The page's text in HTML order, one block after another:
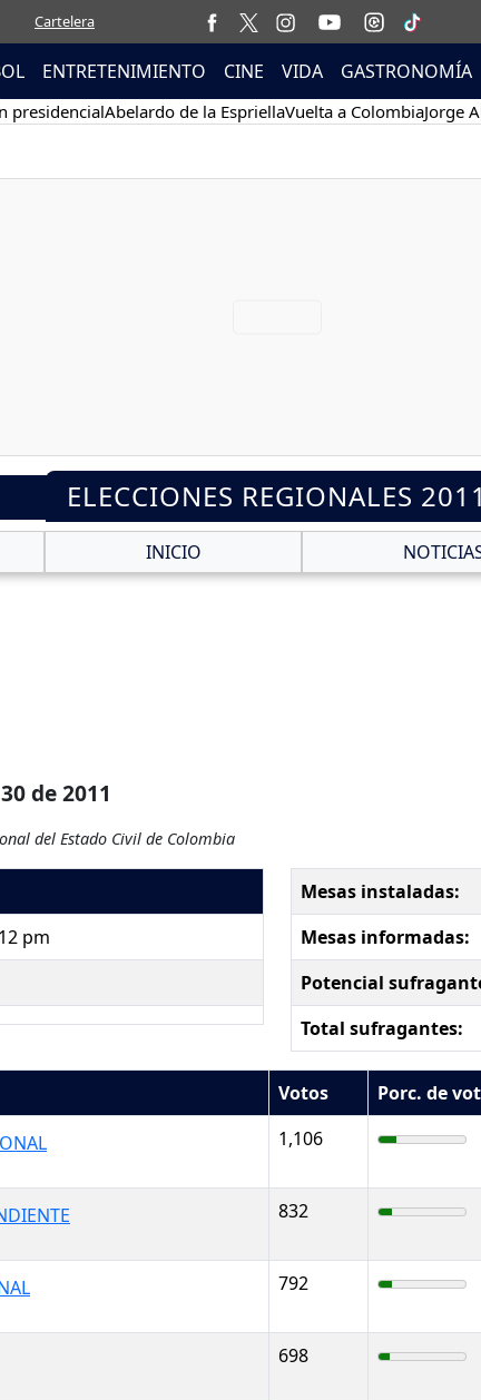
Cartelera
ENTRETENIMIENTO CINE VIDA GASTRONOMÍA
presidencialAbelardo de la EspriellaVuelta a ColombiaJorge
ELECCIONES REGIONALES 2011
INICIO
de 2011
del Estado Civil de Colombia
pm
Mesas instaladas:
Mesas informadas:
Potencial
Total sufragantes:
Votos Porc. de
1,106
832
792
698